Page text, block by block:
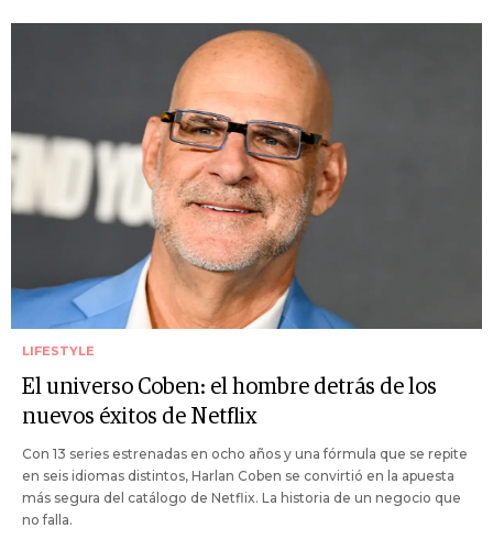
LIFESTYLE
El universo Coben: el hombre detrás de los
nuevos éxitos de Netflix
Con 13 series estrenadas en ocho años y una fórmula que se repite
en seis idiomas distintos, Harlan Coben se convirtió en la apuesta
más segura del catálogo de Netflix. La historia de un negocio que
no falla.